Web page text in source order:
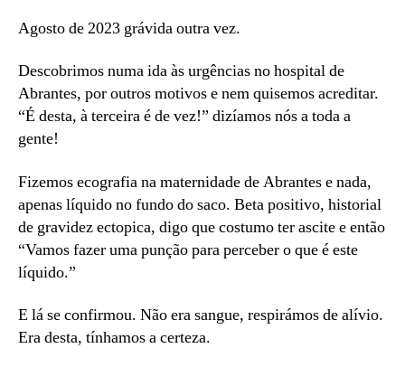
Agosto de 2023 grávida outra vez.
Descobrimos numa ida às urgências no hospital de
Abrantes, por outros motivos e nem quisemos acreditar.
“É desta, à terceira é de vez!” dizíamos nós a toda a
gente!
Fizemos ecografia na maternidade de Abrantes e nada,
apenas líquido no fundo do saco. Beta positivo, historial
de gravidez ectopica, digo que costumo ter ascite e então
“Vamos fazer uma punção para perceber o que é este
líquido.”
E lá se confirmou. Não era sangue, respirámos de alívio.
Era desta, tínhamos a certeza.